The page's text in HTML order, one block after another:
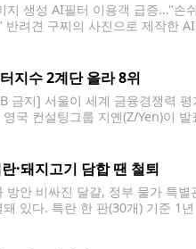
생성 AI필터 이용객 급증…"손
려견 구찌의 사진으로 제작한
지수 2계단 올라 8위
금지] 서울이 세계 금융경쟁력
국 컨설팅그룹 지옌(Z/Yen)이 발
·돼지고기 담합 땐 철퇴
방안 비싸진 달걀, 정부 물가 특
있다. 특란 한 판(30개) 기준 1